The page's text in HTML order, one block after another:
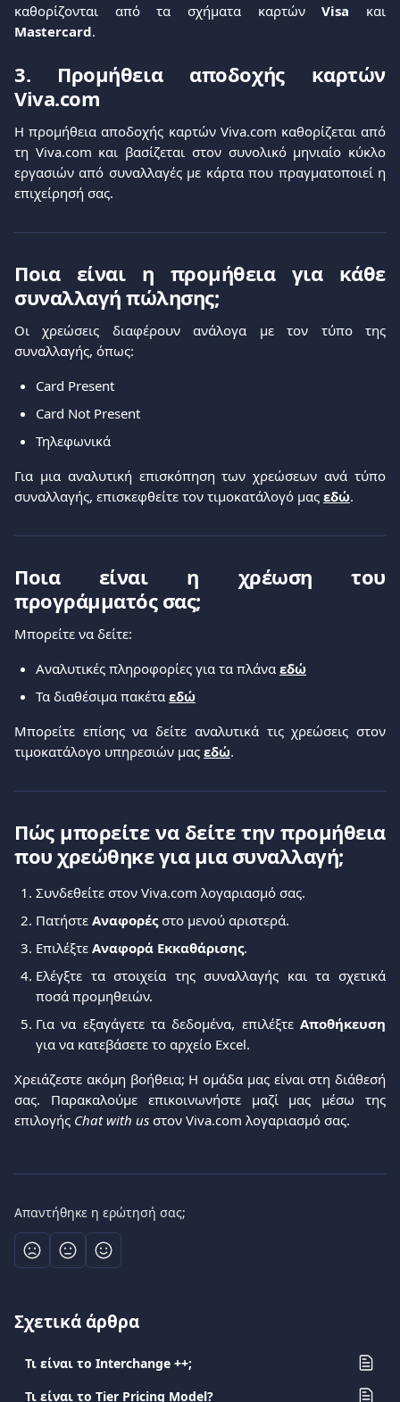
καθορίζονται από τα σχήματα καρτώνVisa και
Mastercard.
3. Προμήθεια αποδοχής καρτών
Viva.com
Η προμήθεια αποδοχής καρτών Viva.com καθορίζεται από
τη Viva.com και βασίζεται στον συνολικό μηνιαίο κύκλο
εργασιών από συναλλαγές με κάρτα που πραγματοποιεί η
επιχείρησή σας.
Ποια είναι η προμήθεια για κάθε
συναλλαγή πώλησης;
Οι χρεώσεις διαφέρουν ανάλογα με τον τύπο της
συναλλαγής, όπως:
Card Present
Card Not Present
Τηλεφωνικά
Για μια αναλυτική επισκόπηση των χρεώσεων ανά τύπο
συναλλαγής, επισκεφθείτε τον τιμοκατάλογό μας εδώ.
Ποια είναι η χρέωση του
προγράμματός σας;
Μπορείτε να δείτε:
Αναλυτικές πληροφορίες για τα πλάνα εδώ
Τα διαθέσιμα πακέτα εδώ
Μπορείτε επίσης να δείτε αναλυτικά τις χρεώσεις στον
τιμοκατάλογο υπηρεσιών μας εδώ.
Πώς μπορείτε να δείτε την προμήθεια
που χρεώθηκε για μια συναλλαγή;
Συνδεθείτε στον Viva.com λογαριασμό σας.
Πατήστε Αναφορέςστο μενού αριστερά.
Επιλέξτε Αναφορά Εκκαθάρισης.
Ελέγξτε τα στοιχεία της συναλλαγής και τα σχετικά
ποσά προμηθειών.
Για να εξαγάγετε τα δεδομένα, επιλέξτε Αποθήκευση
για να κατεβάσετε το αρχείο Excel.
Χρειάζεστε ακόμη βοήθεια; Η ομάδα μας είναι στη διάθεσή
σας. Παρακαλούμε επικοινωνήστε μαζί μας μέσω της
επιλογής Chat with us στον Viva.com λογαριασμό σας.
Απαντήθηκε η ερώτησή σας;
Σχετικά άρθρα
Τι είναι το Interchange ++;
Τι είναι το Tier Pricing Model?